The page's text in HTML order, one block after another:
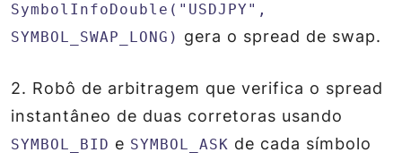
SymbolInfoDouble("USDJPY",
SYMBOL_SWAP_LONG) gera o spread de swap.
2. Robô de arbitragem que verifica o spread
instantâneo de duas corretoras usando
SYMBOL_BID e SYMBOL_ASK de cada símbolo